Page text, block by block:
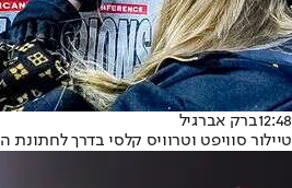
12:48ברק אברגיל
טיילור סוויפט וטרוויס קלסי בדרך